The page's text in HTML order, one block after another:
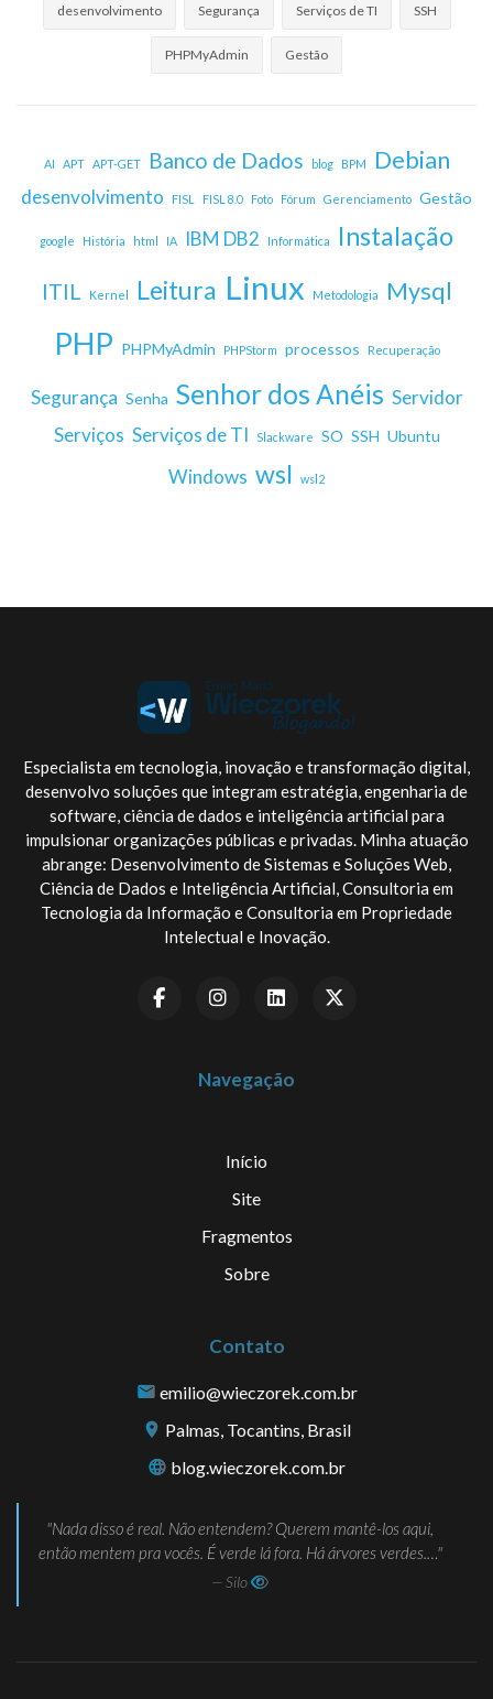
desenvolvimento Segurança Serviços de TI SSH
PHPMyAdmin Gestão
AI APT APT-GET Banco de Dados blog BPM Debian
desenvolvimento FISL FISL 8.0 Foto Fórum Gerenciamento Gestão
google História html IA IBM DB2 Informática Instalação
ITIL Kernel Leitura Linux Metodologia Mysql
PHP PHPMyAdmin PHPStorm processos Recuperação
Segurança Senha Senhor dos Anéis Servidor
Serviços Serviços de TI Slackware SO SSH Ubuntu
Windows wsl wsl2
Especialista em tecnologia, inovação e transformação digital,
desenvolvo soluções que integram estratégia, engenharia de
software, ciência de dados e inteligência artificial para
impulsionar organizações públicas e privadas. Minha atuação
abrange: Desenvolvimento de Sistemas e Soluções Web,
Ciência de Dados e Inteligência Artificial, Consultoria em
Tecnologia da Informação e Consultoria em Propriedade
Intelectual e Inovação.
Navegação
Início
Site
Fragmentos
Sobre
Contato
emilio@wieczorek.com.br
Palmas, Tocantins, Brasil
blog.wieczorek.com.br
Nada disso é real. Não entendem? Querem mantê-los aqui,
então mentem pra vocês. É verde lá fora. Há árvores verdes.…
— Silo